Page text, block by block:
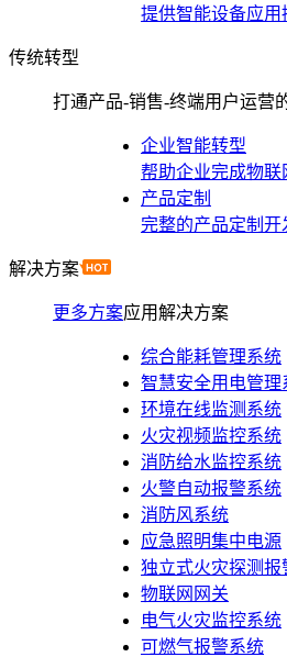
提供智能设备应用
传统转型
打通产品-销售-终端用户运营
企业智能转型
帮助企业完成物联
产品定制
完整的产品定制开
解决方案
更多方案应用解决方案
综合能耗管理系统
智慧安全用电管理
环境在线监测系统
火灾视频监控系统
消防给水监控系统
火警自动报警系统
消防风系统
应急照明集中电源
独立式火灾探测报
物联网网关
电气火灾监控系统
可燃气报警系统